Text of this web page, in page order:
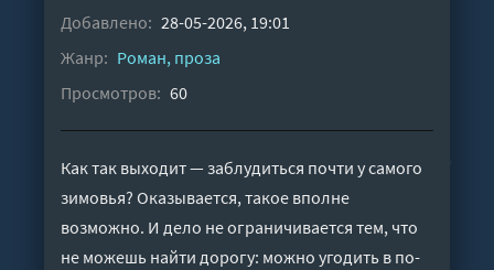
Добавлено: 28-05-2026, 19:01
Жанр: Роман, проза
Просмотров: 60
Как так выходит — заблудиться почти у самого
зимовья? Оказывается, такое вполне
возможно. И дело не ограничивается тем, что
не можешь найти дорогу: можно угодить в по-